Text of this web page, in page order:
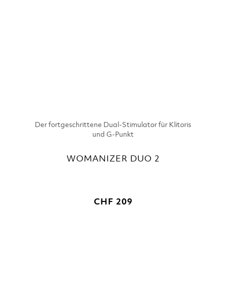
WOMANIZER DUO 2
Der fortgeschrittene Dual-Stimulator für Klitoris
und G-Punkt
CHF 209